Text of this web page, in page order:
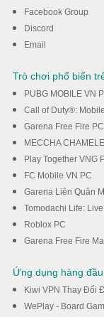
Facebook Group
Discord
Email
Trò chơi phổ biến
PUBG MOBILE VN
Call of Duty®:
Garena Free Fire PC
MECCHA
Play Together VNG
FC Mobile VN PC
Garena Liên Quân
Tomodachi Life:
Roblox PC
Garena Free Fire
Ứng dụng hàng
Kiwi VPN Thay Đổi
WePlay - Board